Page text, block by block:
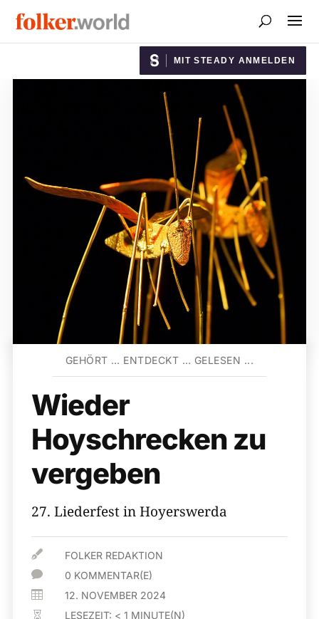
MIT STEADY ANMELDEN
GEHÖRT … ENTDECKT … GELESEN ...
Wieder
Hoyschrecken zu
vergeben
27. Liederfest in Hoyerswerda
 FOLKER REDAKTION
 0 KOMMENTAR(E)
 12. NOVEMBER 2024
 LESEZEIT: < 1 MINUTE(N)